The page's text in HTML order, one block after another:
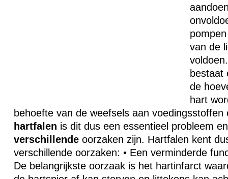
van de
bestaat
de
hart
behoefte van de weefsels aan
hartfalen is dit dus een essentieel probleem
verschillendeoorzaken zijn. Hartfalen kent
verschillende oorzaken: • Een verminderde
De belangrijkste oorzaak is het hartinfarct